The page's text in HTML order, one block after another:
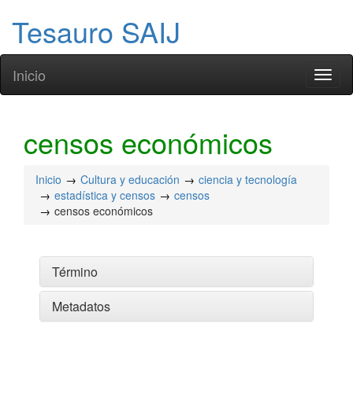
Tesauro SAIJ
Inicio
censos económicos
Inicio Cultura y educación
ciencia y tecnología
estadística y censos
censos
censos económicos
Término
Metadatos